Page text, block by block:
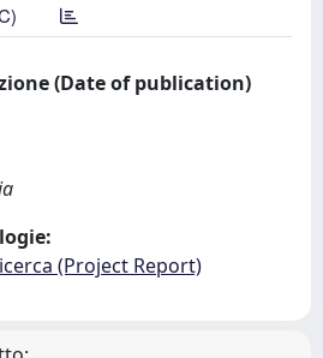
(Date of publication)
(Project Report)